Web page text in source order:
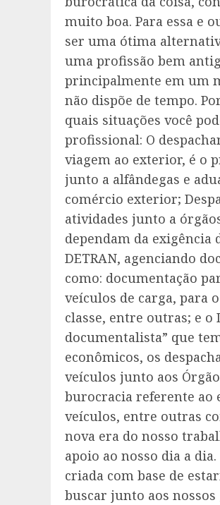
muito boa. Para essa e
ser uma ótima
uma profissão bem
principalmente em um
não dispõe de tempo.
quais situações você
profissional: O
viagem ao exterior, é o
junto a alfândegas e
comércio exterior;
atividades junto a
dependam da
DETRAN, agenciando
como: documentação
veículos de carga, para
classe, entre outras; e o
documentalista” que
econômicos, os
veículos junto aos
burocracia referente ao
veículos, entre outras
nova era do nosso
apoio ao nosso dia a
criada com base de
buscar junto aos